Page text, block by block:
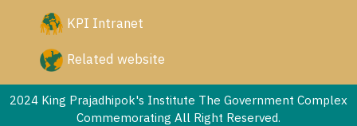
KPI Intranet
Related website
2024 King Prajadhipok's Institute The Government Complex
Commemorating All Right Reserved.